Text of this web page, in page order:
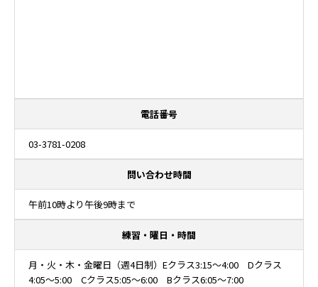
電話番号
03-3781-0208
問い合わせ時間
午前10時より午後9時まで
練習・曜日・時間
月・火・木・金曜日（週4日制）Eクラス3:15～4:00 Dクラス
4:05～5:00 Cクラス5:05～6:00 Bクラス6:05～7:00